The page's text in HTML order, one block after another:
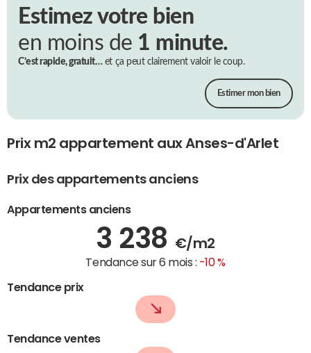
Estimez votre bien
en moins de 1 minute.
C’est rapide, gratuit…et ça peut clairement valoir le coup.
Estimer mon bien
Prix m2 appartement aux Anses-d'Arlet
Prix des appartements anciens
Appartements anciens
3 238 €/m2
Tendance sur 6 mois : -10 %
Tendance prix
Tendance ventes